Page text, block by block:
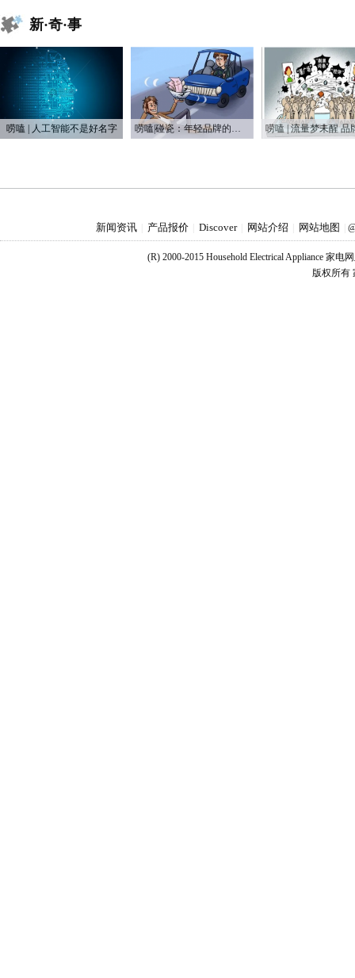
新·奇·事
唠嗑 | 人工智能不是好名字 唠嗑|碰瓷：年轻品牌的第一次营销战
新闻资讯 产品报价 Discover 网站介绍 网站地图
(R) 2000-2015 Household Electrical Appliance 家电
版权所有